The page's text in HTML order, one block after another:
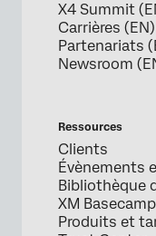
X4 Summit
Carrières (EN)
Partenariats
Newsroom
Ressources
Clients
Évènements
Bibliothèque
XM Basecamp
Produits et